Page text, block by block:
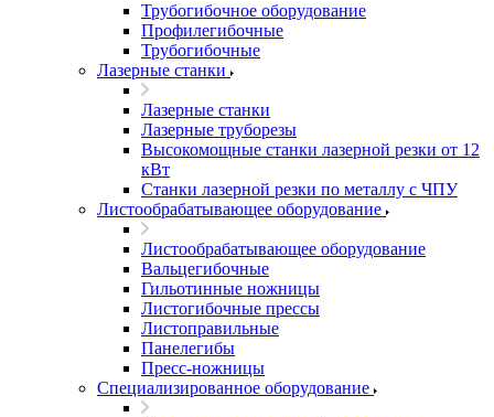
Трубогибочное оборудование
Профилегибочные
Трубогибочные
Лазерные станки
Лазерные станки
Лазерные труборезы
Высокомощные станки лазерной резки от 12
кВт
Станки лазерной резки по металлу с ЧПУ
Листообрабатывающее оборудование
Листообрабатывающее оборудование
Вальцегибочные
Гильотинные ножницы
Листогибочные прессы
Листоправильные
Панелегибы
Пресс-ножницы
Специализированное оборудование